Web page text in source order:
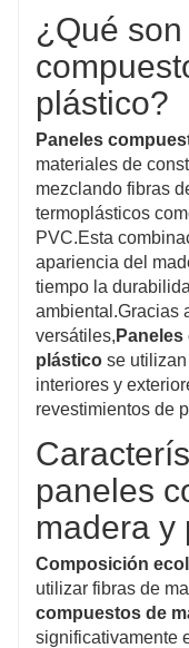
¿Qué
plástico?
Paneles
materiales de
mezclando fibras
termoplásticos
PVC.Esta
apariencia del
tiempo la
ambiental.Gracias
versátiles,
plástico se
interiores y
revestimientos de
paneles
madera y
Composición
utilizar fibras de
compuestos de
significativamente